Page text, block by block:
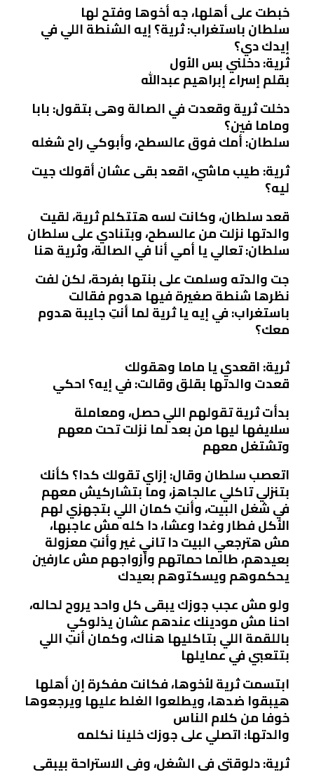
خبطت على أهلها، جه أخوها وفتح لها
سلطان باستغراب: ثرية؟ إيه الشنطة اللي في
إيدك دي؟
ثرية: دخلني بس الأول
بقلم إسراء إبراهيم عبدالله
دخلت ثرية وقعدت في الصالة وهى بتقول: بابا
وماما فين؟
سلطان: أمك فوق عالسطح، وأبوكي راح شغله
ثرية: طيب ماشي، اقعد بقى عشان أقولك جيت
ليه؟
قعد سلطان، وكانت لسه هتتكلم ثرية، لقيت
والدتها نزلت من عالسطح، وبتنادي على سلطان
سلطان: تعالي يا أمي أنا في الصالة، وثرية هنا
جت والدته وسلمت على بنتها بفرحة، لكن لفت
نظرها شنطة صغيرة فيها هدوم فقالت
باستغراب: في إيه يا ثرية لما أنتِ جايبة هدوم
معك؟
ثرية: اقعدي يا ماما وهقولك
قعدت والدتها بقلق وقالت: في إيه؟ احكي
بدأت ثرية تقولهم اللي حصل، ومعاملة
سلايفها ليها من بعد لما نزلت تحت معهم
وتشتغل معهم
اتعصب سلطان وقال: إزاي تقولك كدا؟ كأنك
بتنزلي تاكلي عالجاهز، وما بتشاركيش معهم
في شغل البيت، وأنتِ كمان اللي بتجهزي لهم
الأكل فطار وغدا وعشا، دا كله مش عاجبها،
مش هترجعي البيت دا تاني غير وأنتِ معزولة
بعيدهم، طالما حماتهم وأزواجهم مش عارفين
يحكموهم ويسكتوهم بعيدك
ولو مش عجب جوزك يبقى كل واحد يروح لحاله،
احنا مش مودينك عندهم عشان يذلوكي
باللقمة اللي بتاكليها هناك، وكمان أنتِ اللي
بتتعبي في عمايلها
ابتسمت ثرية لأخوها، فكانت مفكرة إن أهلها
هيبقوا ضدها، ويطلعوا الغلط عليها ويرجعوها
خوفا من كلام الناس
والدتها: اتصلي على جوزك خلينا نكلمه
ثرية: دلوقتي في الشغل، وفي الاستراحة بيبقى